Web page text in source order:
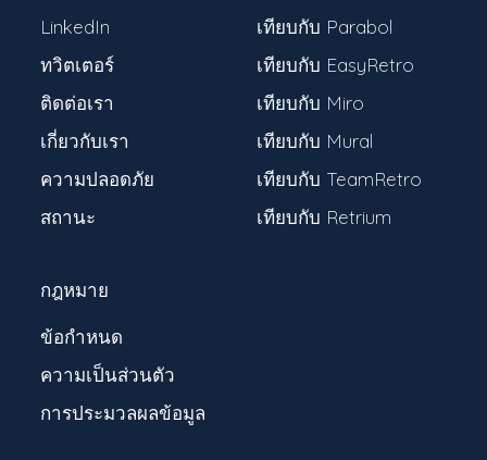
LinkedIn
ทวิตเตอร์
ติดต่อเรา
เกี่ยวกับเรา
ความปลอดภัย
สถานะ
เทียบกับ Parabol
เทียบกับ EasyRetro
เทียบกับ Miro
เทียบกับ Mural
เทียบกับ TeamRetro
เทียบกับ Retrium
กฎหมาย
ข้อกำหนด
ความเป็นส่วนตัว
การประมวลผลข้อมูล